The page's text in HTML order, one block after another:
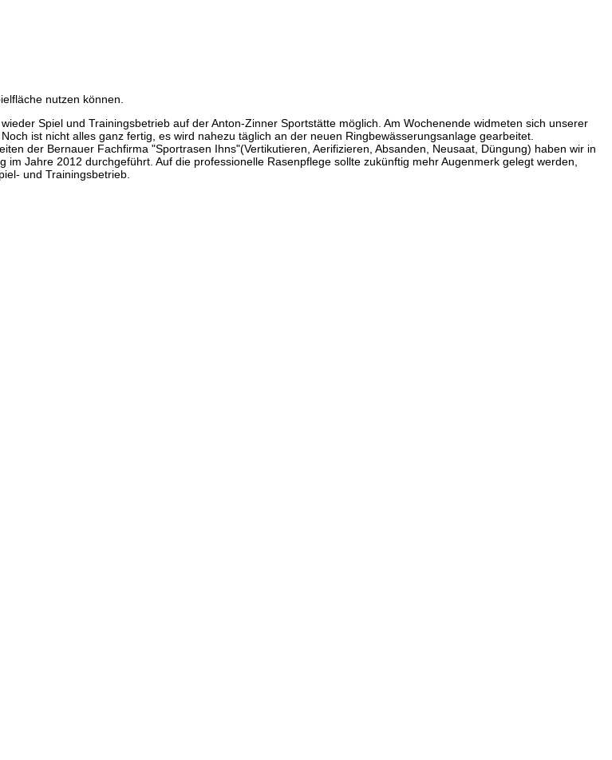
nutzen können.
Spiel und Trainingsbetrieb auf der Anton-Zinner Sportstätte möglich. Am Wochenende widmeten sich unserer
ist nicht alles ganz fertig, es wird nahezu täglich an der neuen Ringbewässerungsanlage gearbeitet.
der Bernauer Fachfirma "Sportrasen Ihns"(Vertikutieren, Aerifizieren, Absanden, Neusaat, Düngung) haben wir in
Jahre 2012 durchgeführt. Auf die professionelle Rasenpflege sollte zukünftig mehr Augenmerk gelegt werden,
und Trainingsbetrieb.